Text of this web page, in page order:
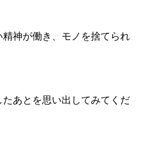
神が働き、モノを捨てられ
あとを思い出してみてくだ